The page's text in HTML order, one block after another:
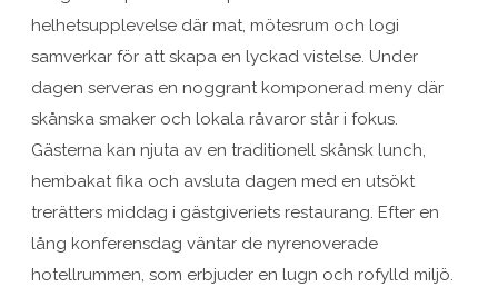
helhetsupplevelse där mat, mötesrum och logi
samverkar för att skapa en lyckad vistelse. Under
dagen serveras en noggrant komponerad meny där
skånska smaker och lokala råvaror står i fokus.
Gästerna kan njuta av en traditionell skånsk lunch,
hembakat fika och avsluta dagen med en utsökt
trerätters middag i gästgiveriets restaurang. Efter en
lång konferensdag väntar de nyrenoverade
hotellrummen, som erbjuder en lugn och rofylld miljö.